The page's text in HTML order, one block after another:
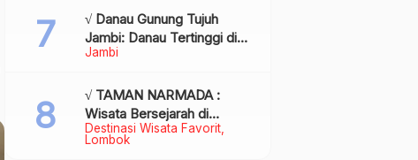
Review & Info
Jambi
√ Danau Gunung Tujuh
Jambi: Danau Tertinggi di
Asia Tenggara, Tiket, Rute,
Destinasi Wisata Favorit
Lombok
√ TAMAN NARMADA :
Wisata Bersejarah di
Lombok yang Memukau